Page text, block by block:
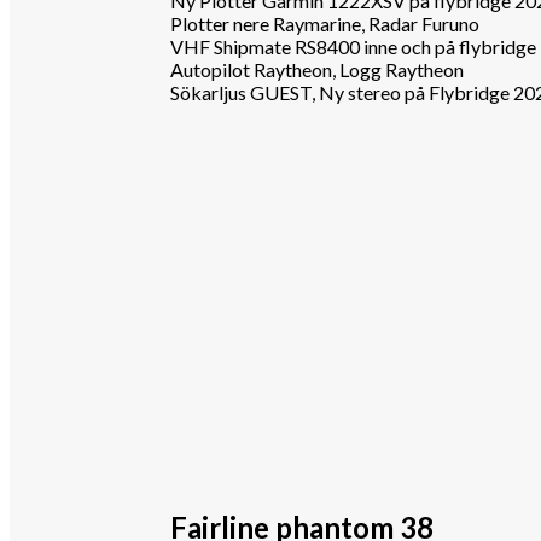
Plotter nere Raymarine, Radar Furuno
VHF Shipmate RS8400 inne och på flybridge
Autopilot Raytheon, Logg Raytheon
Sökarljus GUEST, Ny stereo på Flybridge
Fairline phantom 38